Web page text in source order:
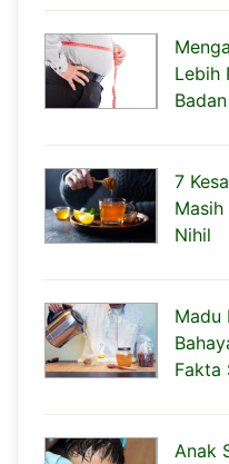
Lebih
Badan
7
Nihil
Madu
Fakta
Anak